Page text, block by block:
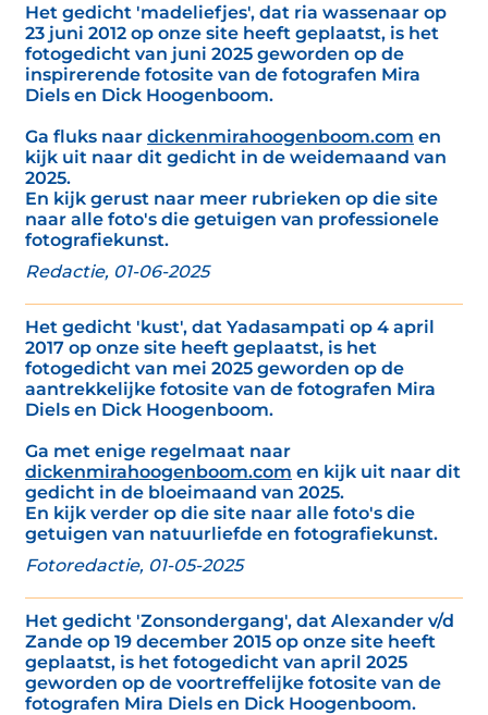
Het gedicht 'madeliefjes', dat ria wassenaar op
23 juni 2012 op onze site heeft geplaatst, is het
fotogedicht van juni 2025 geworden op de
inspirerende fotosite van de fotografen Mira
Diels en Dick Hoogenboom.
Ga fluks naar dickenmirahoogenboom.com en
kijk uit naar dit gedicht in de weidemaand van
2025.
En kijk gerust naar meer rubrieken op die site
naar alle foto's die getuigen van professionele
fotografiekunst.
Redactie, 01-06-2025
Het gedicht 'kust', dat Yadasampati op 4 april
2017 op onze site heeft geplaatst, is het
fotogedicht van mei 2025 geworden op de
aantrekkelijke fotosite van de fotografen Mira
Diels en Dick Hoogenboom.
Ga met enige regelmaat naar
dickenmirahoogenboom.com en kijk uit naar dit
gedicht in de bloeimaand van 2025.
En kijk verder op die site naar alle foto's die
getuigen van natuurliefde en fotografiekunst.
Fotoredactie, 01-05-2025
Het gedicht 'Zonsondergang', dat Alexander v/d
Zande op 19 december 2015 op onze site heeft
geplaatst, is het fotogedicht van april 2025
geworden op de voortreffelijke fotosite van de
fotografen Mira Diels en Dick Hoogenboom.